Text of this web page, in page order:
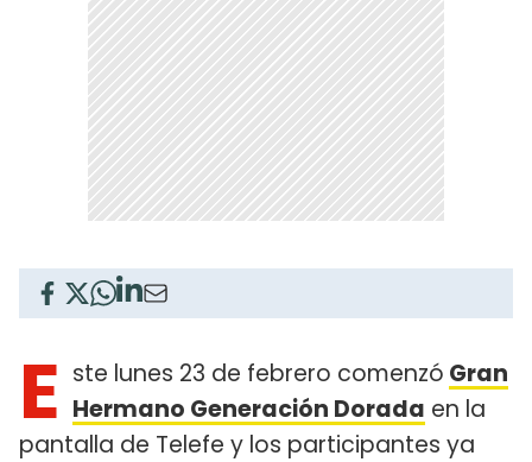
E ste lunes 23 de febrero comenzó Gran
Hermano Generación Dorada en la
pantalla de Telefe y los participantes ya